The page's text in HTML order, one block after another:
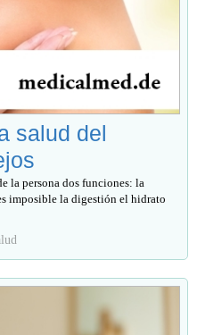
salud del
la persona dos funciones: la
imposible la digestión el hidrato